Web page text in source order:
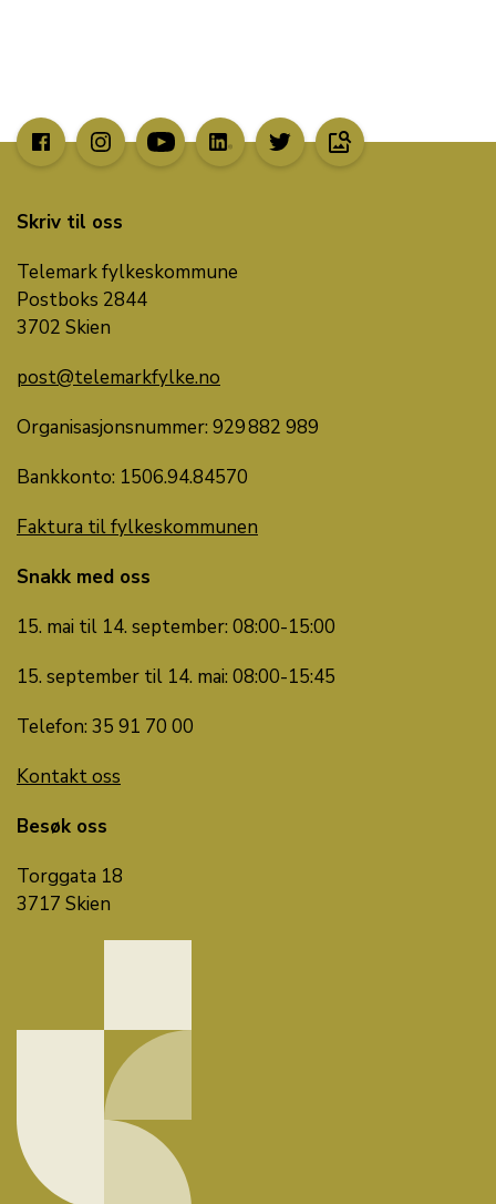
image_search
Skriv til oss
Telemark fylkeskommune
Postboks 2844
3702 Skien
post@telemarkfylke.no
Organisasjonsnummer: 929 882 989
Bankkonto: 1506.94.84570
Faktura til fylkeskommunen
Snakk med oss
15. mai til 14. september: 08:00-15:00
15. september til 14. mai: 08:00-15:45
Telefon: 35 91 70 00
Kontakt oss
Besøk oss
Torggata 18
3717 Skien